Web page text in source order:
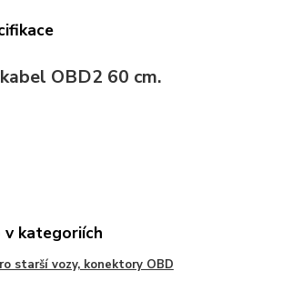
OBD2 60 cm.
v kategoriích
starší vozy, konektory OBD